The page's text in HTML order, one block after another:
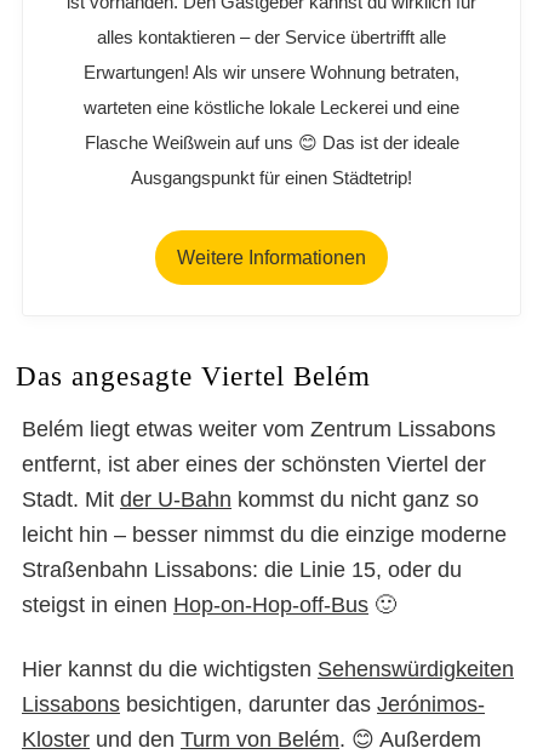
alles kontaktieren – der Service übertrifft alle
Erwartungen! Als wir unsere Wohnung betraten,
warteten eine köstliche lokale Leckerei und eine
Flasche Weißwein auf uns 😊 Das ist der ideale
Ausgangspunkt für einen Städtetrip!
Weitere Informationen
Das angesagte Viertel Belém
Belém liegt etwas weiter vom Zentrum Lissabons
entfernt, ist aber eines der schönsten Viertel der
Stadt. Mit der U-Bahn kommst du nicht ganz so
leicht hin – besser nimmst du die einzige moderne
Straßenbahn Lissabons: die Linie 15, oder du
steigst in einen Hop-on-Hop-off-Bus 🙂
Hier kannst du die wichtigsten Sehenswürdigkeiten
Lissabons besichtigen, darunter das Jerónimos-
Kloster und den Turm von Belém. 😊 Außerdem